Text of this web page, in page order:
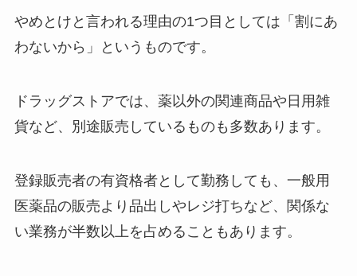
やめとけと言われる理由の1つ目としては「割にあ
わないから」というものです。
ドラッグストアでは、薬以外の関連商品や日用雑
貨など、別途販売しているものも多数あります。
登録販売者の有資格者として勤務しても、一般用
医薬品の販売より品出しやレジ打ちなど、関係な
い業務が半数以上を占めることもあります。